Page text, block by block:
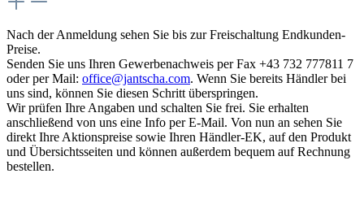
Nach der Anmeldung sehen Sie bis zur Freischaltung Endkunden-
Preise.
Senden Sie uns Ihren Gewerbenachweis per Fax +43 732 777811 7
oder per Mail: office@jantscha.com. Wenn Sie bereits Händler bei
uns sind, können Sie diesen Schritt überspringen.
Wir prüfen Ihre Angaben und schalten Sie frei. Sie erhalten
anschließend von uns eine Info per E-Mail. Von nun an sehen Sie
direkt Ihre Aktionspreise sowie Ihren Händler-EK, auf den Produkt
und Übersichtsseiten und können außerdem bequem auf Rechnung
bestellen.